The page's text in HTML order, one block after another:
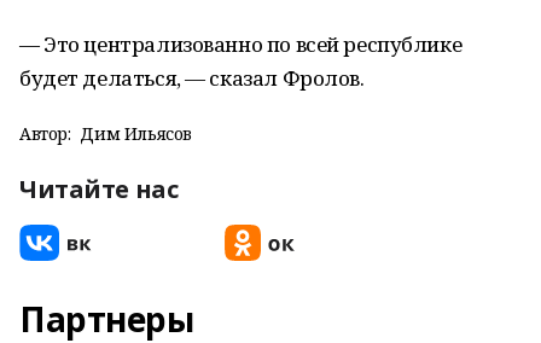
— Это централизованно по всей республике
будет делаться, — сказал Фролов.
Автор: Дим Ильясов
Читайте нас
Партнеры